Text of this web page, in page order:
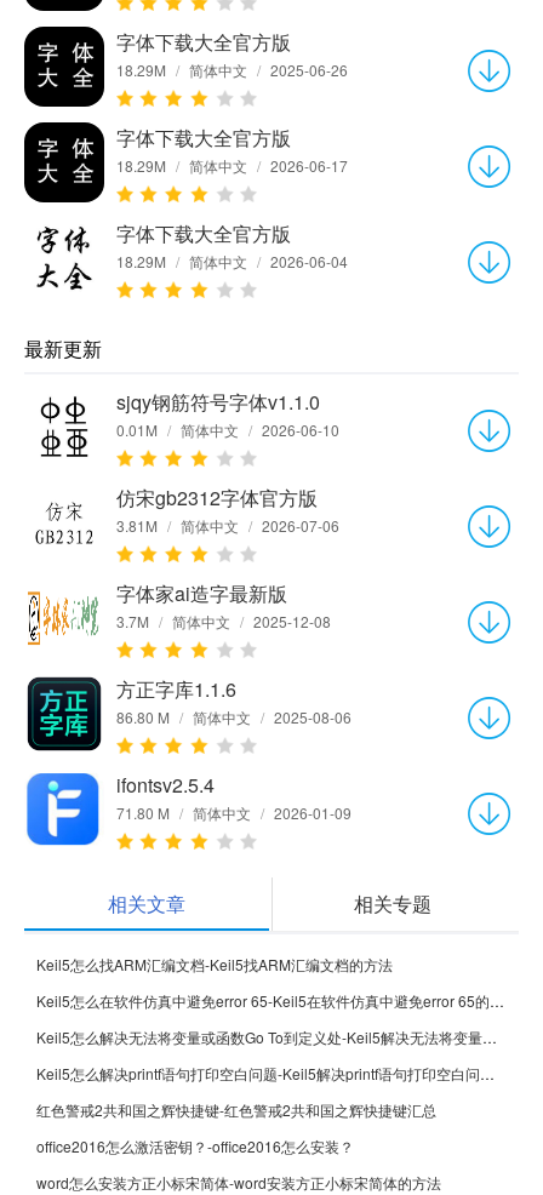
字体下载大全官方版
18.29M / 简体中文 / 2025-06-26
字体下载大全官方版
18.29M / 简体中文 / 2026-06-17
字体下载大全官方版
18.29M / 简体中文 / 2026-06-04
最新更新
sjqy钢筋符号字体v1.1.0
0.01M / 简体中文 / 2026-06-10
仿宋gb2312字体官方版
3.81M / 简体中文 / 2026-07-06
字体家ai造字最新版
3.7M / 简体中文 / 2025-12-08
方正字库1.1.6
86.80 M / 简体中文 / 2025-08-06
ifontsv2.5.4
71.80 M / 简体中文 / 2026-01-09
相关文章 相关专题
Keil5怎么找ARM汇编文档-Keil5找ARM汇编文档的方法
Keil5怎么在软件仿真中避免error 65-Keil5在软件仿真中避免error 65的方法
Keil5怎么解决无法将变量或函数Go To到定义处-Keil5解决无法将变量或函数Go To到定义处的方法
Keil5怎么解决printf语句打印空白问题-Keil5解决printf语句打印空白问题的方法
红色警戒2共和国之辉快捷键-红色警戒2共和国之辉快捷键汇总
office2016怎么激活密钥？-office2016怎么安装？
word怎么安装方正小标宋简体-word安装方正小标宋简体的方法